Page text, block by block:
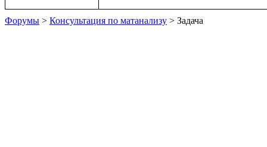
Форумы > Консультация по матанализу > Задача